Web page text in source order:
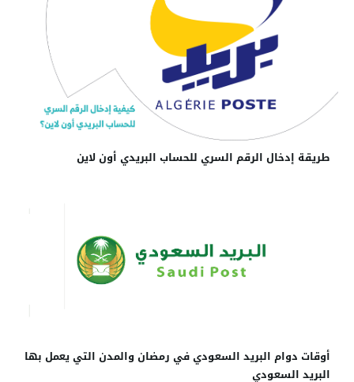
طريقة إدخال الرقم السري للحساب البريدي أون لاين
أوقات دوام البريد السعودي في رمضان والمدن التي يعمل بها
البريد السعودي